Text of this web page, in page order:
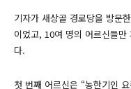
기자가 새상골 경로당을 방문
이었고, 10여 명의 어르신들
다.
첫 번째 어르신은 “농한기인